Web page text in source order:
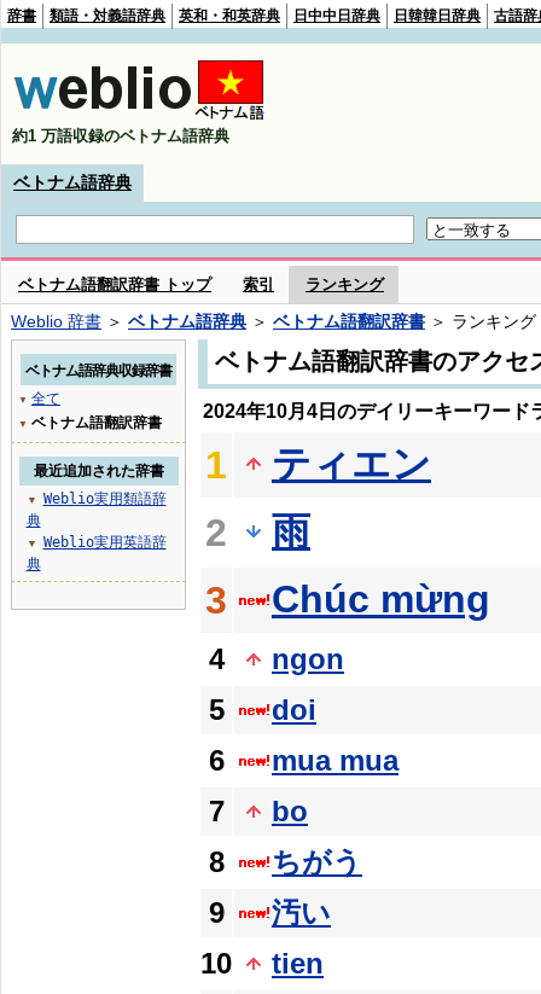
辞書 類語・対義語辞典 英和・和英辞典 日中中日辞典 日韓韓日辞典 古語辞
約1 万語収録のベトナム語辞典
ベトナム語辞典
ベトナム語翻訳辞書 トップ 索引 ランキング
Weblio 辞書 ＞ ベトナム語辞典 ＞ ベトナム語翻訳辞書 ＞ ランキング
ベトナム語翻訳辞書のアクセ
2024年10月4日のデイリーキーワード
1
ティエン
2
雨
3
Chúc mừng
4
ngon
5
doi
6
mua mua
7
bo
8
ちがう
9
汚い
10
tien
ベトナム語辞典収録辞書
▼ 全て
▼ ベトナム語翻訳辞書
最近追加された辞書
▼
Weblio実用類語辞
典
▼
Weblio実用英語辞
典